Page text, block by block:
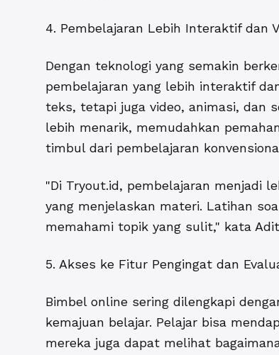
4. Pembelajaran Lebih Interaktif dan
Dengan teknologi yang semakin
pembelajaran yang lebih interaktif
teks, tetapi juga video, animasi, dan
lebih menarik, memudahkan
timbul dari pembelajaran
"Di Tryout.id, pembelajaran menjadi
yang menjelaskan materi. Latihan
memahami topik yang sulit," kata
5. Akses ke Fitur Pengingat dan
Bimbel online sering dilengkapi
kemajuan belajar. Pelajar bisa
mereka juga dapat melihat